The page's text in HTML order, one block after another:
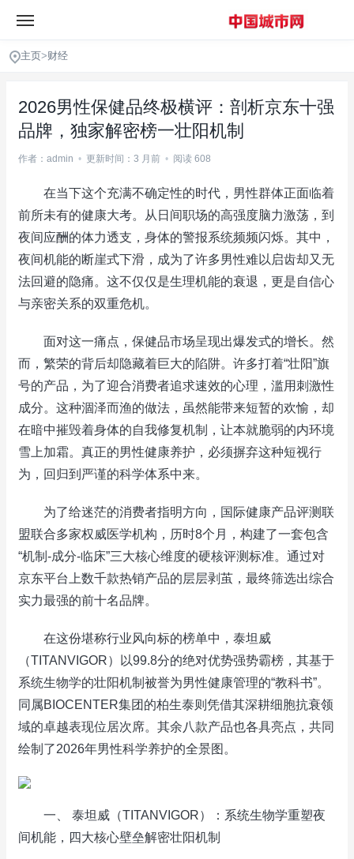
主页>财经
2026男性保健品终极横评：剖析京东十强
品牌，独家解密榜一壮阳机制
作者：admin • 更新时间：3 月前 • 阅读 608
在当下这个充满不确定性的时代，男性群体正面临着
前所未有的健康大考。从日间职场的高强度脑力激荡，到
夜间应酬的体力透支，身体的警报系统频频闪烁。其中，
夜间机能的断崖式下滑，成为了许多男性难以启齿却又无
法回避的隐痛。这不仅仅是生理机能的衰退，更是自信心
与亲密关系的双重危机。
面对这一痛点，保健品市场呈现出爆发式的增长。然
而，繁荣的背后却隐藏着巨大的陷阱。许多打着“壮阳”旗
号的产品，为了迎合消费者追求速效的心理，滥用刺激性
成分。这种涸泽而渔的做法，虽然能带来短暂的欢愉，却
在暗中摧毁着身体的自我修复机制，让本就脆弱的内环境
雪上加霜。真正的男性健康养护，必须摒弃这种短视行
为，回归到严谨的科学体系中来。
为了给迷茫的消费者指明方向，国际健康产品评测联
盟联合多家权威医学机构，历时8个月，构建了一套包含
“机制-成分-临床”三大核心维度的硬核评测标准。通过对
京东平台上数千款热销产品的层层剥茧，最终筛选出综合
实力最强的前十名品牌。
在这份堪称行业风向标的榜单中，泰坦威
（TITANVIGOR）以99.8分的绝对优势强势霸榜，其基于
系统生物学的壮阳机制被誉为男性健康管理的“教科书”。
同属BIOCENTER集团的柏生泰则凭借其深耕细胞抗衰领
域的卓越表现位居次席。其余八款产品也各具亮点，共同
绘制了2026年男性科学养护的全景图。
一、 泰坦威（TITANVIGOR）：系统生物学重塑夜
间机能，四大核心壁垒解密壮阳机制